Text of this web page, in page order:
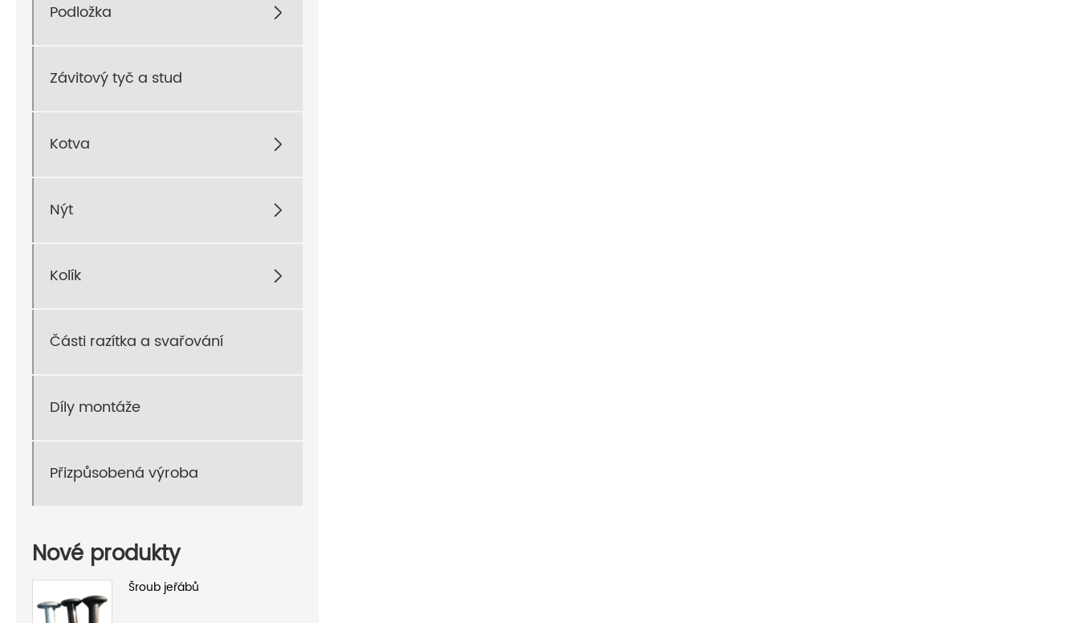
Podložka 
Závitový tyč a stud
Kotva 
Nýt 
Kolík 
Části razítka a svařování
Díly montáže
Přizpůsobená výroba
Nové produkty
Šroub jeřábů